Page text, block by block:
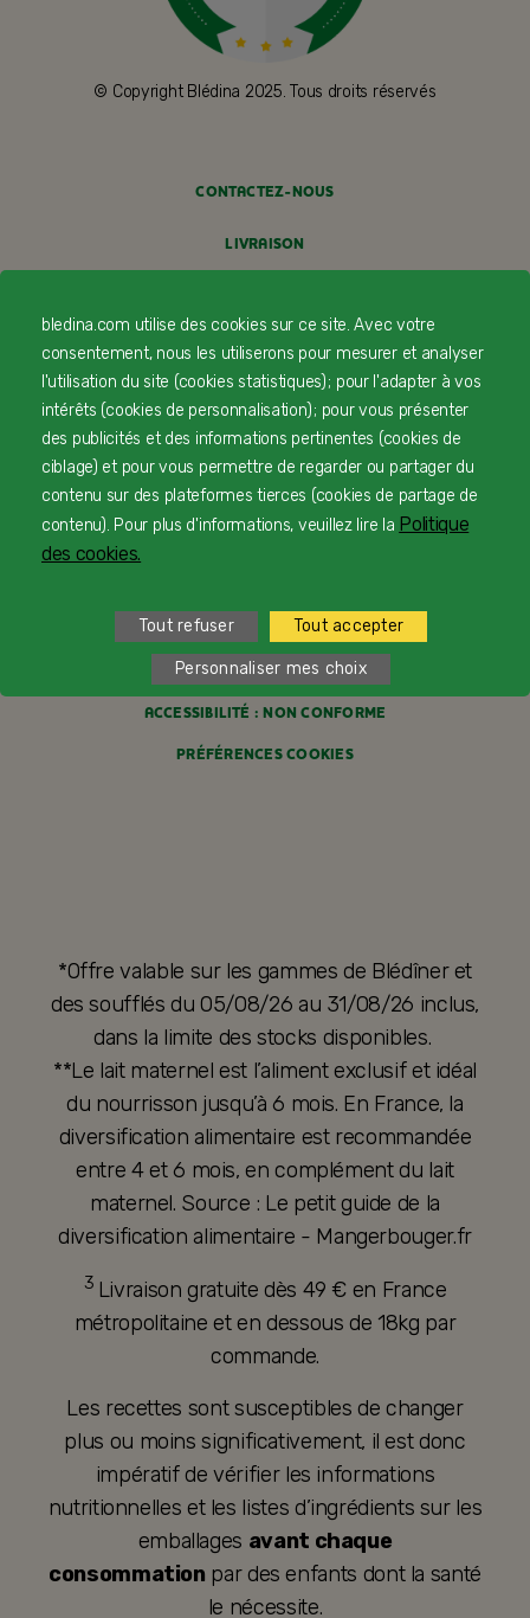
© Copyright Blédina 2025. Tous droits réservés
CONTACTEZ-NOUS
LIVRAISON
PROFESSIONNELS DE SANTÉ
FAQ
MENTIONS LÉGALES
POLITIQUE COOKIES
CONDITIONS GÉNÉRALES DE VENTE
FORMULAIRE DE RÉTRACTATION
ACCESSIBILITÉ : NON CONFORME
PRÉFÉRENCES COOKIES
*Offre valable sur les gammes de Blédîner et
des soufflés du 05/08/26 au 31/08/26 inclus,
dans la limite des stocks disponibles.
**Le lait maternel est l’aliment exclusif et idéal
du nourrisson jusqu’à 6 mois. En France, la
diversification alimentaire est recommandée
entre 4 et 6 mois, en complément du lait
maternel. Source : Le petit guide de la
diversification alimentaire - Mangerbouger.fr
3 Livraison gratuite dès 49 € en France
métropolitaine et en dessous de 18kg par
commande.
Les recettes sont susceptibles de changer
plus ou moins significativement, il est donc
impératif de vérifier les informations
nutritionnelles et les listes d’ingrédients sur les
emballages avant chaque
consommation par des enfants dont la santé
le nécessite.
bledina.com utilise des cookies sur ce site. Avec votre
consentement, nous les utiliserons pour mesurer et analyser
l'utilisation du site (cookies statistiques) ; pour l'adapter à vos
intérêts (cookies de personnalisation) ; pour vous présenter
des publicités et des informations pertinentes (cookies de
ciblage) et pour vous permettre de regarder ou partager du
contenu sur des plateformes tierces (cookies de partage de
contenu). Pour plus d'informations, veuillez lire la Politique
des cookies.
Tout refuser Tout accepter
Personnaliser mes choix